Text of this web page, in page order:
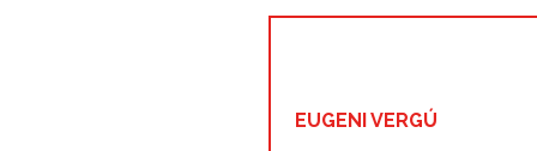
EUGENI VERGÚ